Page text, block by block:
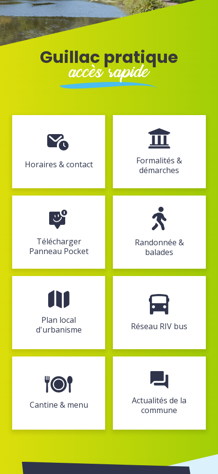
Guillac pratique
accès rapide
Horaires & contact
Formalités &
démarches
Télécharger
Panneau Pocket
Randonnée &
balades
Plan local
d'urbanisme
Réseau RIV bus
Cantine & menu
Actualités de la
commune